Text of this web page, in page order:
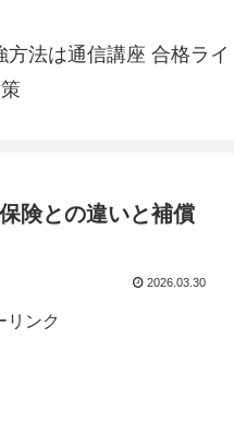
法は通信講座 合格ライ
険との違いと補償
2026.03.30
リンク